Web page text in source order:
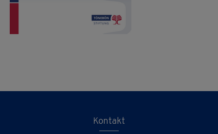
Kontakt